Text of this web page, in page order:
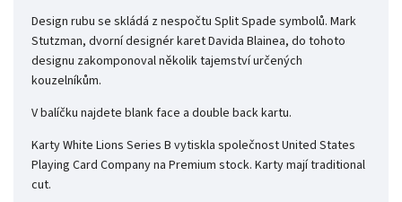
Design rubu se skládá z nespočtu Split Spade symbolů. Mark
Stutzman, dvorní designér karet Davida Blainea, do tohoto
designu zakomponoval několik tajemství určených
kouzelníkům.
V balíčku najdete blank face a double back kartu.
Karty White Lions Series B vytiskla společnost United States
Playing Card Company na Premium stock. Karty mají traditional
cut.